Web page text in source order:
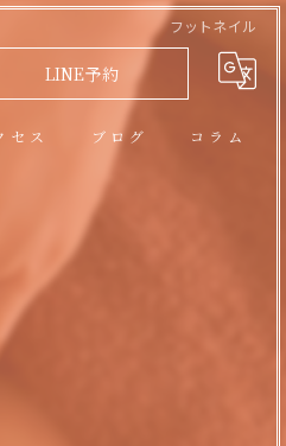
フットネイル
LINE予約
セス ブログ コラム